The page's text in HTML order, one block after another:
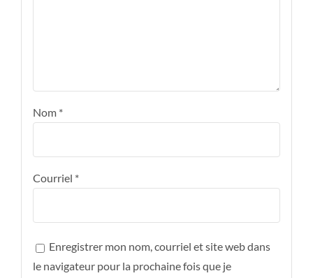
Nom *
Courriel *
Enregistrer mon nom, courriel et site web dans
le navigateur pour la prochaine fois que je